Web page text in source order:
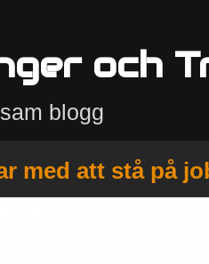
och
blogg
med att stå på